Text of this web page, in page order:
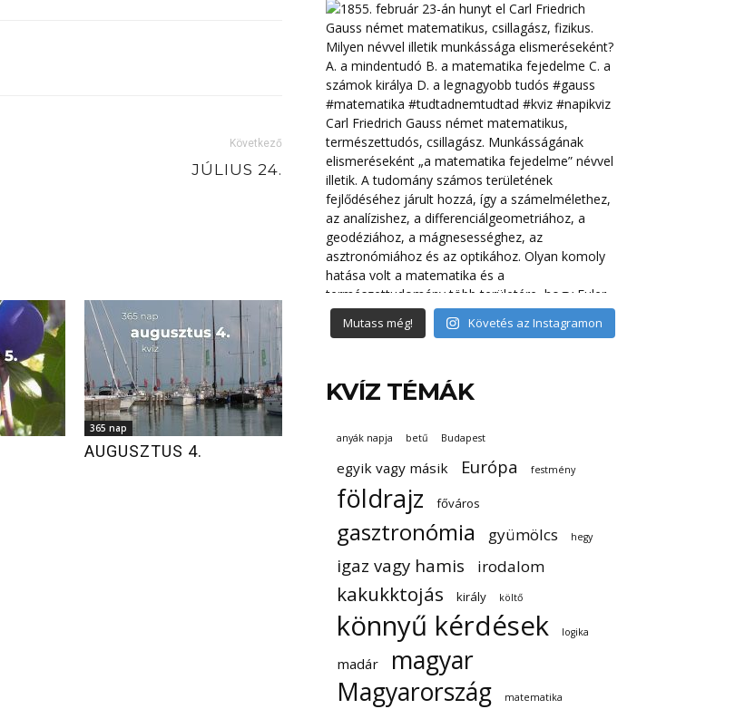
Következő
JÚLIUS 24.
365 nap
AUGUSZTUS 4.
Mutass még! Követés az Instagramon
KVÍZ TÉMÁK
anyák napja betű Budapest
egyik vagy másik Európa festmény
földrajz főváros
gasztronómia gyümölcs hegy
igaz vagy hamis irodalom
kakukktojás király költő
könnyű kérdések logika
madár
magyar
Magyarország
matematika